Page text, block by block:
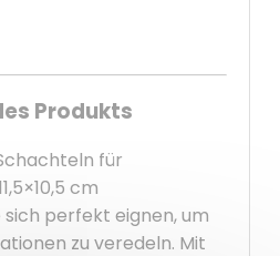
Produkts
für
cm
sich perfekt eignen, um
zu veredeln. Mit